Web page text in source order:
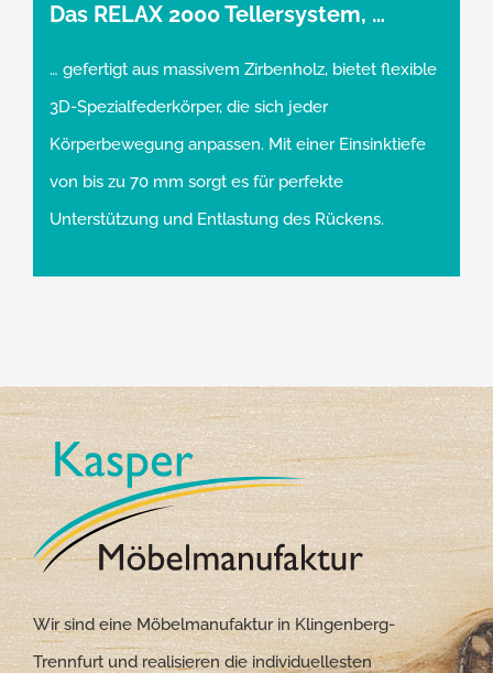
Das RELAX 2000 Tellersystem, …
… gefertigt aus massivem Zirbenholz, bietet flexible
3D-Spezialfederkörper, die sich jeder
Körperbewegung anpassen. Mit einer Einsinktiefe
von bis zu 70 mm sorgt es für perfekte
Unterstützung und Entlastung des Rückens.
Wir sind eine Möbelmanufaktur in Klingenberg-
Trennfurt und realisieren die individuellesten